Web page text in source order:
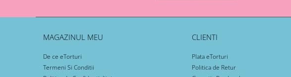
MAGAZINUL MEU
De ce eTorturi
Termeni Si Conditii
CLIENTI
Plata eTorturi
Politica de Retur